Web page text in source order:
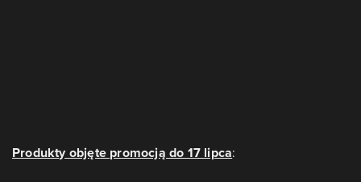
Produkty objęte promocją do 17 lipca: